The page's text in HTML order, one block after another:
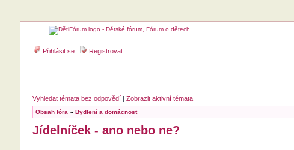
Přihlásit se Registrovat
Vyhledat témata bez odpovědí| Zobrazit aktivní témata
Obsah fóra » Bydlení a domácnost
Jídelníček - ano nebo ne?